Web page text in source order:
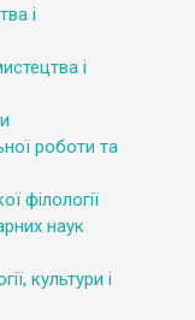
і
і
роботи та
філології
наук
культури і